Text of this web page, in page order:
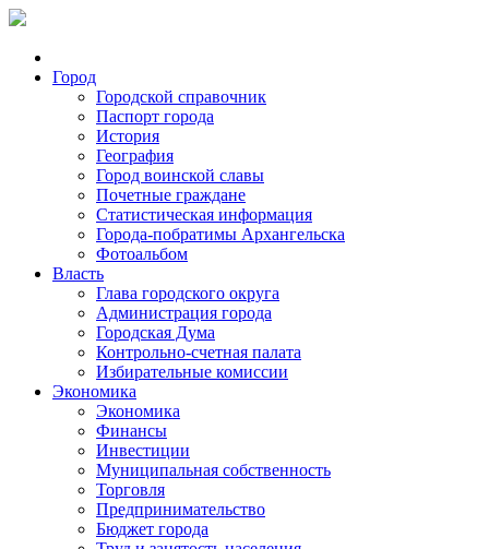
Город
Городской справочник
Паспорт города
История
География
Город воинской славы
Почетные граждане
Статистическая информация
Города-побратимы Архангельска
Фотоальбом
Власть
Глава городского округа
Администрация города
Городская Дума
Контрольно-счетная палата
Избирательные комиссии
Экономика
Экономика
Финансы
Инвестиции
Муниципальная собственность
Торговля
Предпринимательство
Бюджет города